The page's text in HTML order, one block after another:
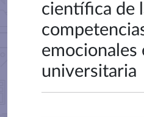
científica de
emocionales
universitaria